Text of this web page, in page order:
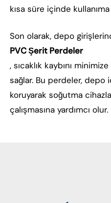
kısa süre içinde
Son olarak, depo
PVC Şerit Perdeler
, sıcaklık kaybını
sağlar. Bu perdeler, depo
koruyarak soğutma
çalışmasına yardımcı olur.